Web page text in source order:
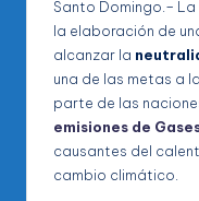
Santo Domingo.–
la elaboración de
alcanzar la
una de las metas a
parte de las
emisiones de
causantes del
cambio climático.